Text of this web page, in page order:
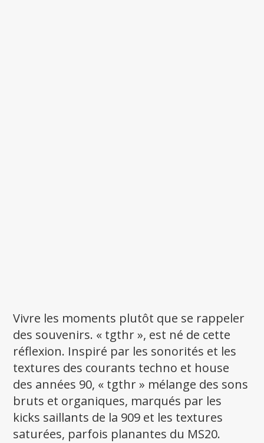
Vivre les moments plutôt que se rappeler
des souvenirs. « tgthr », est né de cette
réflexion. Inspiré par les sonorités et les
textures des courants techno et house
des années 90, « tgthr » mélange des sons
bruts et organiques, marqués par les
kicks saillants de la 909 et les textures
saturées, parfois planantes du MS20.